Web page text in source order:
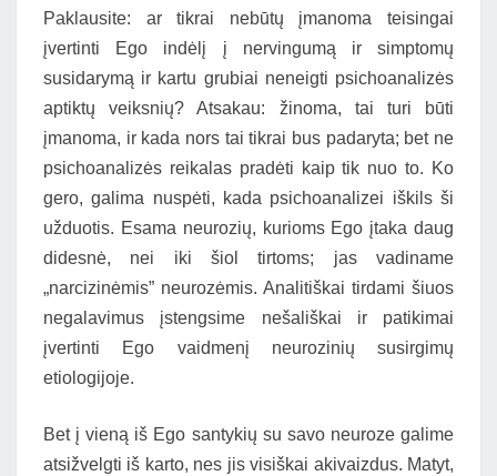
Paklausite: ar tikrai nebūtų įmanoma teisingai
įvertinti Ego indėlį į nervingumą ir simptomų
susidarymą ir kartu grubiai neneigti psichoanalizės
aptiktų veiksnių? Atsakau: žinoma, tai turi būti
įmanoma, ir kada nors tai tikrai bus padaryta; bet ne
psichoanalizės reikalas pradėti kaip tik nuo to. Ko
gero, galima nuspėti, kada psichoanalizei iškils ši
užduotis. Esama neurozių, kurioms Ego įtaka daug
didesnė, nei iki šiol tirtoms; jas vadiname
„narcizinėmis” neurozėmis. Analitiškai tirdami šiuos
negalavimus įstengsime nešališkai ir patikimai
įvertinti Ego vaidmenį neurozinių susirgimų
etiologijoje.
Bet į vieną iš Ego santykių su savo neuroze galime
atsižvelgti iš karto, nes jis visiškai akivaizdus. Matyt,